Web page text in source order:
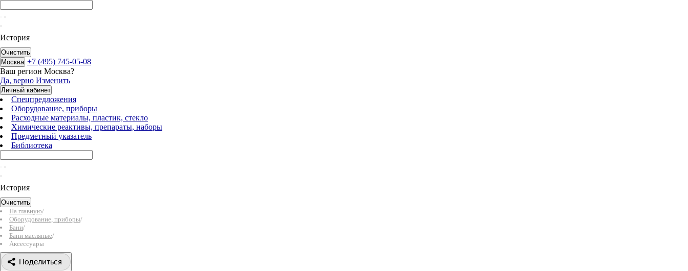
История
Очистить
Москва +7 (495) 745-05-08
Ваш регион Москва?
Да, верно Изменить
Личный кабинет
Спецпредложения
Оборудование, приборы
Расходные материалы, пластик, стекло
Химические реактивы, препараты, наборы
Предметный указатель
Библиотека
История
Очистить
На главную/
Оборудование, приборы/
Бани/
Бани масляные/
Аксессуары
Поделиться